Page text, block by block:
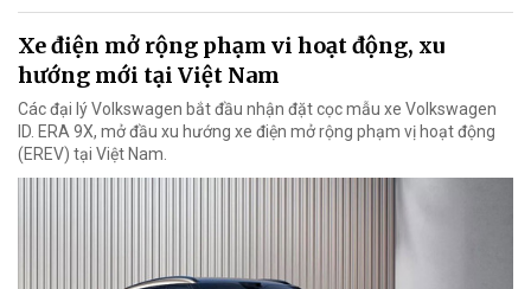
Xe điện mở rộng phạm vi hoạt động, xu
hướng mới tại Việt Nam
Các đại lý Volkswagen bắt đầu nhận đặt cọc mẫu xe Volkswagen
ID. ERA 9X, mở đầu xu hướng xe điện mở rộng phạm vị hoạt động
(EREV) tại Việt Nam.